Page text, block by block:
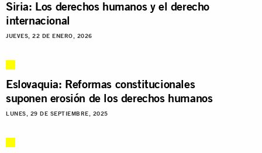
Siria: Los derechos humanos y el derecho
internacional
JUEVES, 22 DE ENERO, 2026
Eslovaquia: Reformas constitucionales
suponen erosión de los derechos humanos
LUNES, 29 DE SEPTIEMBRE, 2025